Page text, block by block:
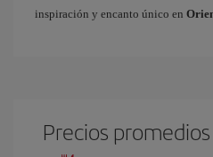
inspiración y encanto único en
Precios